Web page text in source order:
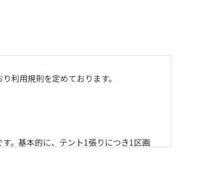
利用規則を定めております。
。基本的に、テント1張りにつき1区画